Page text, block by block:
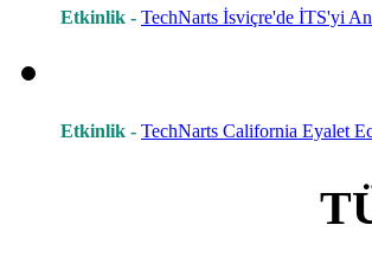
Etkinlik - TechNarts İsviçre'de İTS'yi
Etkinlik - TechNarts California Eyalet